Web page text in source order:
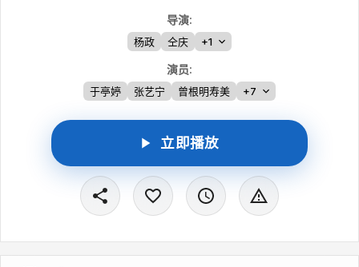
导演:
杨政 仝庆 +1
演员:
于亭婷 张艺宁 曾根明寿美 +7
立即播放